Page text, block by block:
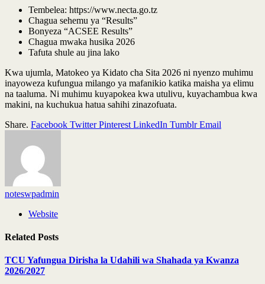
Tembelea: https://www.necta.go.tz
Chagua sehemu ya “Results”
Bonyeza “ACSEE Results”
Chagua mwaka husika 2026
Tafuta shule au jina lako
Kwa ujumla, Matokeo ya Kidato cha Sita 2026 ni nyenzo muhimu
inayoweza kufungua milango ya mafanikio katika maisha ya elimu
na taaluma. Ni muhimu kuyapokea kwa utulivu, kuyachambua kwa
makini, na kuchukua hatua sahihi zinazofuata.
Share. Facebook Twitter Pinterest LinkedIn Tumblr Email
noteswpadmin
Website
Related Posts
TCU Yafungua Dirisha la Udahili wa Shahada ya Kwanza
2026/2027